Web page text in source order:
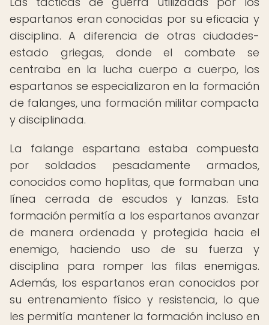
espartanos eran conocidas por su eficacia y
disciplina. A diferencia de otras ciudades-
estado griegas, donde el combate se
centraba en la lucha cuerpo a cuerpo, los
espartanos se especializaron en la formación
de falanges, una formación militar compacta
y disciplinada.
La falange espartana estaba compuesta
por soldados pesadamente armados,
conocidos como hoplitas, que formaban una
línea cerrada de escudos y lanzas. Esta
formación permitía a los espartanos avanzar
de manera ordenada y protegida hacia el
enemigo, haciendo uso de su fuerza y
disciplina para romper las filas enemigas.
Además, los espartanos eran conocidos por
su entrenamiento físico y resistencia, lo que
les permitía mantener la formación incluso en